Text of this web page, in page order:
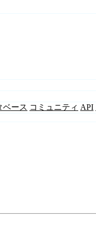
ベース コミュニティ API